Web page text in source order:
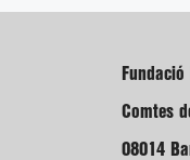
Comtes
08014